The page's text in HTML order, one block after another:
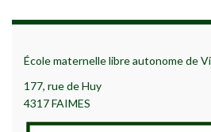
École maternelle libre autonome de
177, rue de Huy
4317 FAIMES